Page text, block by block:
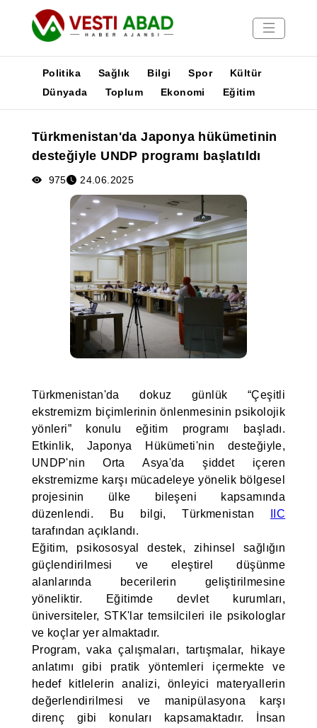
Yayınlar
Medya
Poster
Politika Sağlık Bilgi Spor
Kültür
Dünyada
Toplum Ekonomi Eğitim
Türkmenistan'da Japonya hükümetinin
desteğiyle UNDP programı başlatıldı
975 24.06.2025
Türkmenistan'da dokuz günlük “Çeşitli
ekstremizm biçimlerinin önlenmesinin psikolojik
yönleri” konulu eğitim programı başladı.
Etkinlik, Japonya Hükümeti'nin desteğiyle,
UNDP'nin Orta Asya'da şiddet içeren
ekstremizme karşı mücadeleye yönelik bölgesel
projesinin ülke bileşeni kapsamında
düzenlendi. Bu bilgi, Türkmenistan
IIC
tarafından açıklandı.
Eğitim, psikososyal destek, zihinsel sağlığın
güçlendirilmesi ve eleştirel düşünme
alanlarında becerilerin geliştirilmesine
yöneliktir. Eğitimde devlet kurumları,
üniversiteler, STK'lar temsilcileri ile psikologlar
ve koçlar yer almaktadır.
Program, vaka çalışmaları, tartışmalar, hikaye
anlatımı gibi pratik yöntemleri içermekte ve
hedef kitlelerin analizi, önleyici materyallerin
değerlendirilmesi ve manipülasyona karşı
direnç gibi konuları kapsamaktadır. İnsan